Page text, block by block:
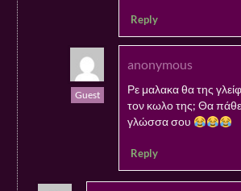
Reply
Guest
anonymous
Ρε μαλακα θα της
τον κωλο της; Θα
γλώσσα σου
Reply